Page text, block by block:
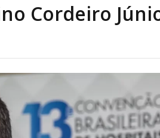
Amor-Exigente
AME – Psiquiatria Dra
Cordeiro